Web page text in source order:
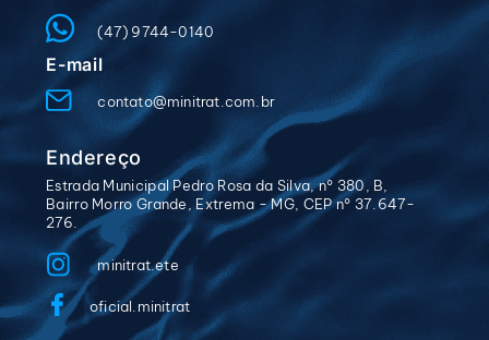
(47) 9744-0140
E-mail
contato@minitrat.com.br
Endereço
Estrada Municipal Pedro Rosa da Silva, n° 380, B,
Bairro Morro Grande, Extrema - MG, CEP n° 37.647-
276.
minitrat.ete
oficial.minitrat